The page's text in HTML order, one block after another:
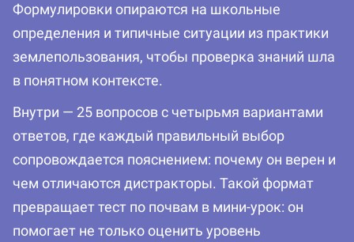
Формулировки опираются на школьные
определения и типичные ситуации из практики
землепользования, чтобы проверка знаний шла
в понятном контексте.
Внутри — 25 вопросов с четырьмя вариантами
ответов, где каждый правильный выбор
сопровождается пояснением: почему он верен и
чем отличаются дистракторы. Такой формат
превращает тест по почвам в мини-урок: он
помогает не только оценить уровень